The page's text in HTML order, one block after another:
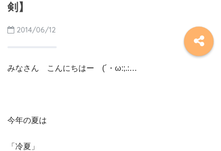
剣】
2014/06/12
みなさん こんにちはー (´・ω:;.:…
今年の夏は
「冷夏」